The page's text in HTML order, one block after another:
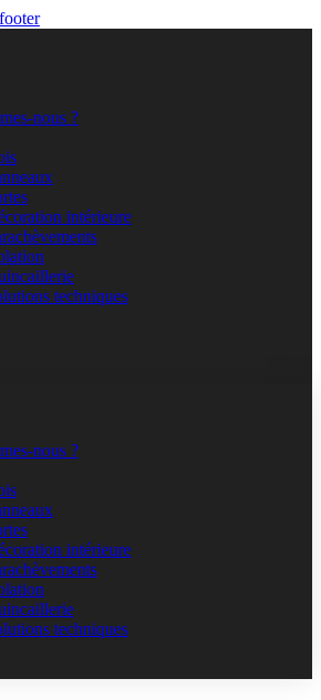
nous ?
intérieure
techniques
nous ?
intérieure
techniques